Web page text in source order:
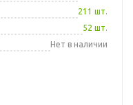
211 шт.
52 шт.
Нет в наличии